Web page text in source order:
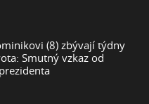
(8) zbývají týdny
Smutný vzkaz od